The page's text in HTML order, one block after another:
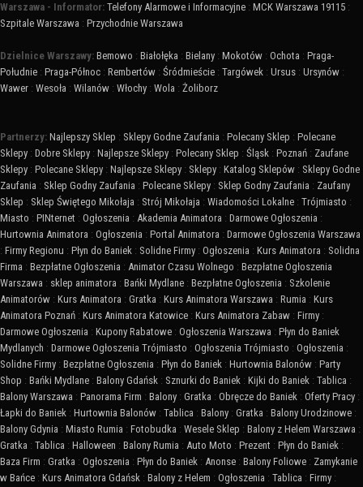
Warszawa - Informator: Telefony Alarmowe i Informacyjne : MCK Warszawa 19115 :
Szpitale Warszawa : Przychodnie Warszawa
Dzielnice Warszawy: Bemowo : Białołęka : Bielany : Mokotów : Ochota : Praga-
Południe : Praga-Północ : Rembertów : Śródmieście : Targówek : Ursus : Ursynów :
Wawer : Wesoła : Wilanów : Włochy : Wola : Żoliborz
Partnerzy: Najlepszy Sklep : Sklepy Godne Zaufania : Polecany Sklep : Polecane
Sklepy : Dobre Sklepy : Najlepsze Sklepy : Polecany Sklep : Śląsk : Poznań : Zaufane
Sklepy : Polecane Sklepy : Najlepsze Sklepy : Sklepy : Katalog Sklepów : Sklepy Godne
Zaufania : Sklep Godny Zaufania : Polecane Sklepy : Sklep Godny Zaufania : Zaufany
Sklep : Sklep Świętego Mikołaja : Strój Mikołaja : Wiadomości Lokalne : Trójmiasto :
Miasto : PINternet : Ogłoszenia : Akademia Animatora : Darmowe Ogłoszenia :
Hurtownia Animatora : Ogłoszenia : Portal Animatora : Darmowe Ogłoszenia Warszawa
: Firmy Regionu : Płyn do Baniek : Solidne Firmy : Ogłoszenia : Kurs Animatora : Solidna
Firma : Bezpłatne Ogłoszenia : Animator Czasu Wolnego : Bezpłatne Ogłoszenia
Warszawa : sklep animatora : Bańki Mydlane : Bezpłatne Ogłoszenia : Szkolenie
Animatorów : Kurs Animatora : Gratka : Kurs Animatora Warszawa : Rumia : Kurs
Animatora Poznań : Kurs Animatora Katowice : Kurs Animatora Zabaw : Firmy :
Darmowe Ogłoszenia : Kupony Rabatowe : Ogłoszenia Warszawa : Płyn do Baniek
Mydlanych : Darmowe Ogłoszenia Trójmiasto : Ogłoszenia Trójmiasto : Ogłoszenia :
Solidne Firmy : Bezpłatne Ogłoszenia : Płyn do Baniek : Hurtownia Balonów : Party
Shop : Bańki Mydlane : Balony Gdańsk : Sznurki do Baniek : Kijki do Baniek : Tablica :
Balony Warszawa : Panorama Firm : Balony : Gratka : Obręcze do Baniek : Oferty Pracy :
Łapki do Baniek : Hurtownia Balonów : Tablica : Balony : Gratka : Balony Urodzinowe :
Balony Gdynia : Miasto Rumia : Fotobudka : Wesele Sklep : Balony z Helem Warszawa :
Gratka : Tablica : Halloween : Balony Rumia : Auto Moto : Prezent : Płyn do Baniek :
Baza Firm : Gratka : Ogłoszenia : Płyn do Baniek : Anonse : Balony Foliowe : Zamykanie
w Bańce : Kurs Animatora Gdańsk : Balony z Helem : Ogłoszenia : Tablica : Firmy :